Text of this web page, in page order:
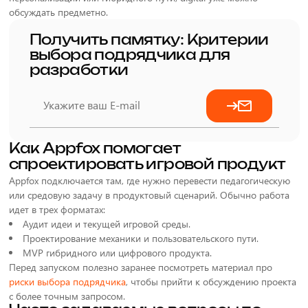
обсуждать предметно.
Получить памятку: Критерии
выбора подрядчика для
разработки
Как Appfox помогает
спроектировать игровой продукт
Appfox подключается там, где нужно перевести педагогическую
или средовую задачу в продуктовый сценарий. Обычно работа
идет в трех форматах:
Аудит идеи и текущей игровой среды.
Проектирование механики и пользовательского пути.
MVP гибридного или цифрового продукта.
Перед запуском полезно заранее посмотреть материал про
риски выбора подрядчика, чтобы прийти к обсуждению проекта
с более точным запросом.